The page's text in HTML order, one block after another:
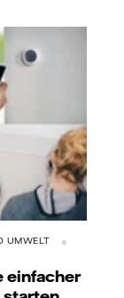
UMWELT
einfacher